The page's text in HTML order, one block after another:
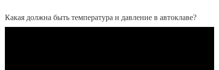
Какая должна быть температура и давление в автоклаве?